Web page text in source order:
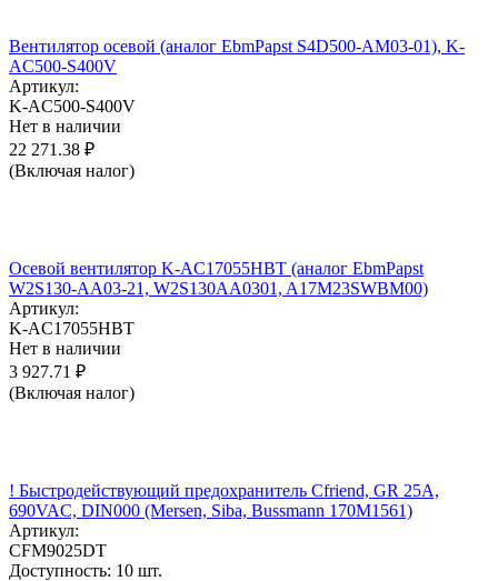
Вентилятор осевой (аналог EbmPapst S4D500-AM03-01), K-
AC500-S400V
Артикул:
K-AC500-S400V
Нет в наличии
22 271.38 ₽
(Включая налог)
Осевой вентилятор K-AC17055HBT (аналог EbmPapst
W2S130-AA03-21, W2S130AA0301, A17M23SWBM00)
Артикул:
K-AC17055HBT
Нет в наличии
3 927.71 ₽
(Включая налог)
! Быстродействующий предохранитель Cfriend, GR 25А,
690VAC, DIN000 (Mersen, Siba, Bussmann 170M1561)
Артикул:
CFM9025DT
Доступность: 10 шт.